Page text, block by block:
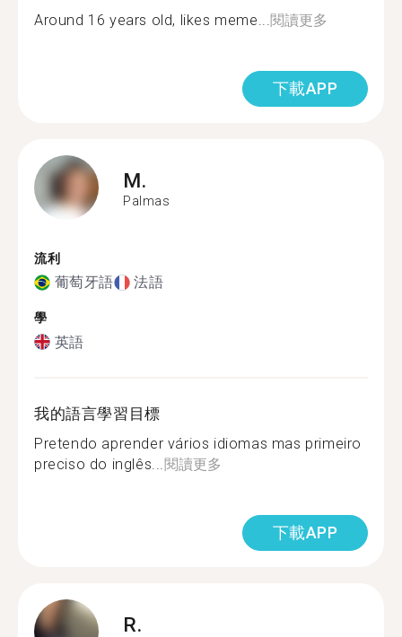
Around 16 years old, likes meme... 閱讀更多
下載APP
M.
Palmas
流利
葡萄牙語 法語
學
英語
我的語言學習目標
Pretendo aprender vários idiomas mas primeiro
preciso do inglês... 閱讀更多
下載APP
R.